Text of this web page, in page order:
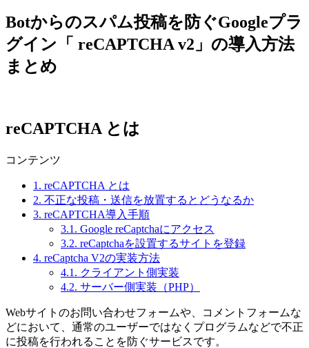
Botからのスパム投稿を防ぐGoogleプラ
グイン「 reCAPTCHA v2」の導入方法
まとめ
reCAPTCHA とは
コンテンツ
1. reCAPTCHA とは
2. 不正な投稿・送信を放置するとどうなるか
3. reCAPTCHA導入手順
3.1. Google reCaptchaにアクセス
3.2. reCaptchaを設置するサイトを登録
4. reCaptcha V2の実装方法
4.1. クライアント側実装
4.2. サーバー側実装（PHP）
Webサイトのお問い合わせフォームや、コメントフォームな
どにおいて、通常のユーザーではなくプログラムなどで不正
に投稿を行われることを防ぐサービスです。